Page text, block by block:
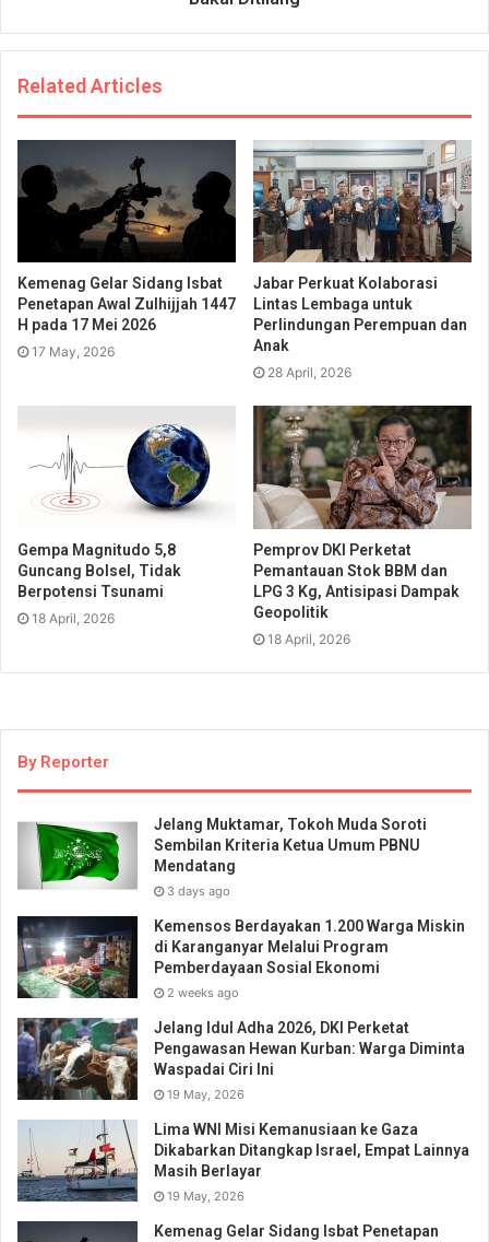
Related Articles
Kemenag Gelar Sidang Isbat
Penetapan Awal Zulhijjah 1447
H pada 17 Mei 2026
17 May, 2026
Jabar Perkuat Kolaborasi
Lintas Lembaga untuk
Perlindungan Perempuan dan
Anak
28 April, 2026
Gempa Magnitudo 5,8
Guncang Bolsel, Tidak
Berpotensi Tsunami
18 April, 2026
Pemprov DKI Perketat
Pemantauan Stok BBM dan
LPG 3 Kg, Antisipasi Dampak
Geopolitik
18 April, 2026
By Reporter
Jelang Muktamar, Tokoh Muda Soroti
Sembilan Kriteria Ketua Umum PBNU
Mendatang
3 days ago
Kemensos Berdayakan 1.200 Warga Miskin
di Karanganyar Melalui Program
Pemberdayaan Sosial Ekonomi
2 weeks ago
Jelang Idul Adha 2026, DKI Perketat
Pengawasan Hewan Kurban: Warga Diminta
Waspadai Ciri Ini
19 May, 2026
Lima WNI Misi Kemanusiaan ke Gaza
Dikabarkan Ditangkap Israel, Empat Lainnya
Masih Berlayar
19 May, 2026
Kemenag Gelar Sidang Isbat Penetapan